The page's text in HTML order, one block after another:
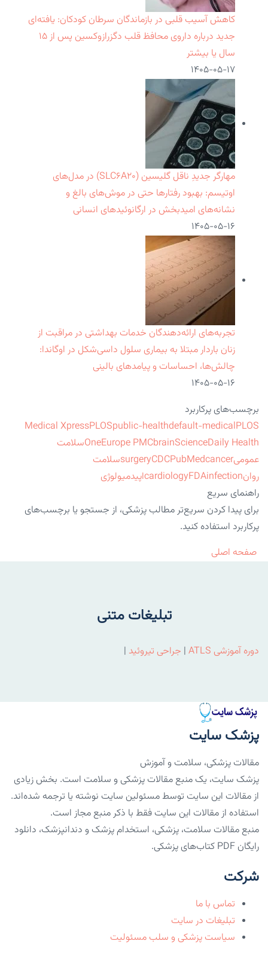
کاهش آسیب قلبی در بازماندگان سرطان کودکان: یافته‌ای
جدید درباره داروی محافظ قلب دگزرازوکسین پس از ۱۵
سال یا بیشتر
۱۴۰۵-۰۵-۱۷
مهارگر جدیدِ ناقل گلیسین (SLC۶A۲۰) در مدل‌های
اوتیسم: بهبود رفتارها حتی در موش‌های بالغ و
نشانه‌های امیدبخش در ارگانوئیدهای انسانی
۱۴۰۵-۰۵-۱۶
تجربه‌های ارائه‌دهندگان خدمات بهداشتی در مراقبت از
زنان باردار مبتلا به بیماری سلول داسی‌شکل در اوگاندا:
چالش‌ها، احساسات و پیامدهای بالینی
۱۴۰۵-۰۵-۱۶
برچسب‌های پرکاربرد
Medical XpressPLOSpublic-healthdefault-medicalPLOS
OneEurope PMCbrainScienceDaily Health
سلامت
عمومی
surgeryCDCPubMedcancer
سلامت
روان
cardiologyFDAinfection
اپیدمیولوژی
راهنمای سریع
برای پیدا کردن سریع‌تر مطالب پزشکی، از جستجو یا برچسب‌های
پرکاربرد استفاده کنید.
صفحه اصلی
تبلیغات متنی
دوره آموزشی ATLS | جراحی تیروئید |
پزشک سایت
مقالات پزشکی، سلامت و آموزش
پزشک سایت، یک منبع مقالات پزشکی و سلامت است. بخش زیادی
از مقالات این سایت توسط مسئولین سایت نوشته یا ترجمه شده‌اند.
استفاده از مقالات این سایت فقط با ذکر منبع مجاز است.
منبع مقالات سلامت، پزشکی، استخدام پزشک و دندانپزشک، دانلود
رایگان PDF کتاب‌های پزشکی.
شرکت
تماس با ما
تبلیغات در سایت
سیاست پزشکی و سلب مسئولیت